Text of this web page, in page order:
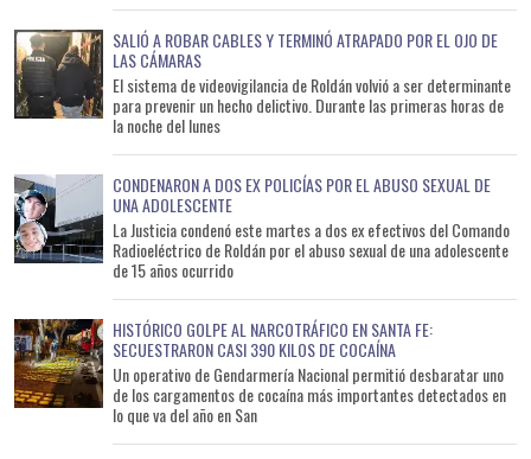
SALIÓ A ROBAR CABLES Y TERMINÓ ATRAPADO POR EL OJO DE
LAS CÁMARAS
El sistema de videovigilancia de Roldán volvió a ser determinante
para prevenir un hecho delictivo. Durante las primeras horas de
la noche del lunes
CONDENARON A DOS EX POLICÍAS POR EL ABUSO SEXUAL DE
UNA ADOLESCENTE
La Justicia condenó este martes a dos ex efectivos del Comando
Radioeléctrico de Roldán por el abuso sexual de una adolescente
de 15 años ocurrido
HISTÓRICO GOLPE AL NARCOTRÁFICO EN SANTA FE:
SECUESTRARON CASI 390 KILOS DE COCAÍNA
Un operativo de Gendarmería Nacional permitió desbaratar uno
de los cargamentos de cocaína más importantes detectados en
lo que va del año en San